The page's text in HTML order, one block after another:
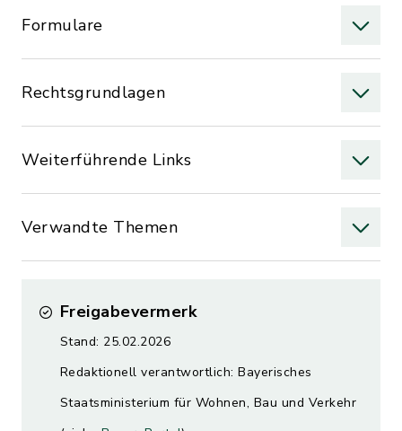
Formulare
Rechtsgrundlagen
Weiterführende Links
Verwandte Themen
Freigabevermerk
Stand: 25.02.2026
Redaktionell verantwortlich: Bayerisches
Staatsministerium für Wohnen, Bau und Verkehr